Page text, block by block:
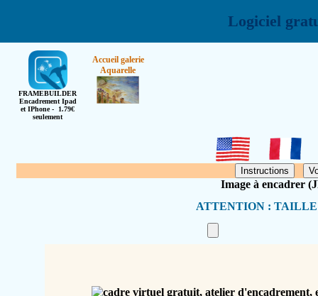
Logiciel
FRAMEBUILDER
Encadrement Ipad
et IPhone - 1.79€
seulement
Accueil galerie
Aquarelle
Image à encadrer
ATTENTION :